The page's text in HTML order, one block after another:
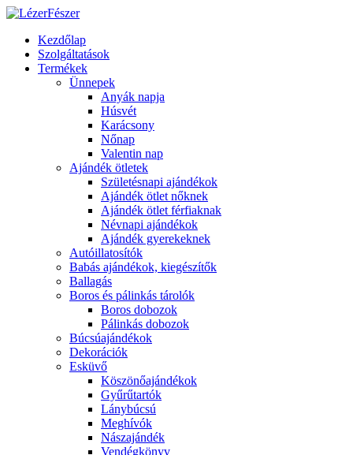
Kezdőlap
Szolgáltatások
Termékek
Ünnepek
Anyák napja
Húsvét
Karácsony
Nőnap
Valentin nap
Ajándék ötletek
Születésnapi ajándékok
Ajándék ötlet nőknek
Ajándék ötlet férfiaknak
Névnapi ajándékok
Ajándék gyerekeknek
Autóillatosítók
Babás ajándékok, kiegészítők
Ballagás
Boros és pálinkás tárolók
Boros dobozok
Pálinkás dobozok
Búcsúajándékok
Dekorációk
Esküvő
Köszönőajándékok
Gyűrűtartók
Lánybúcsú
Meghívók
Nászajándék
Vendégkönyv